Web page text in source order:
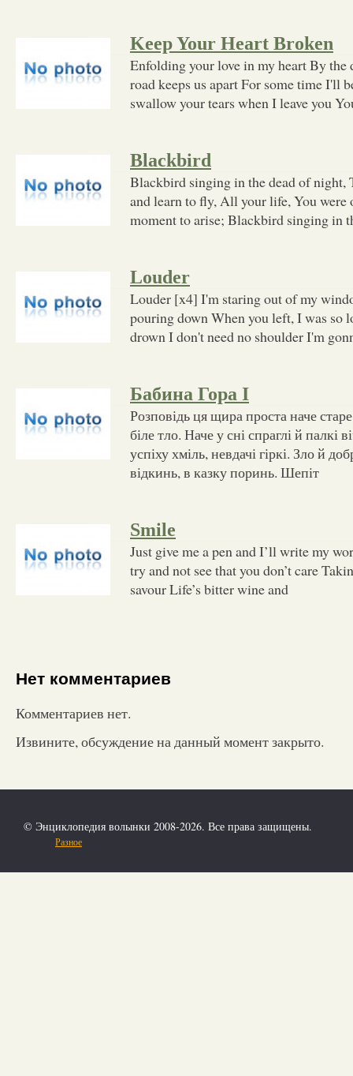
Keep Your Heart Broken
Enfolding your love in my heart By the
road keeps us apart For some time I'll
swallow your tears when I leave you
Blackbird
Blackbird singing in the dead of night,
and learn to fly, All your life, You
moment to arise; Blackbird singing in
Louder
Louder [x4] I'm staring out of my
pouring down When you left, I was so
drown I don't need no shoulder I'm
Бабина Гора І
Розповідь ця щира проста наче старе
біле тло. Наче у сні спраглі й палкі
успіху хміль, невдачі гіркі. Зло й
відкинь, в казку поринь. Шепіт
Smile
Just give me a pen and I’ll write my
try and not see that you don’t care
savour Life’s bitter wine and
Нет комментариев
Комментариев нет.
Извините, обсуждение на данный момент закрыто.
© Энциклопедия волынки 2008-2026. Все права защищены.
Разное